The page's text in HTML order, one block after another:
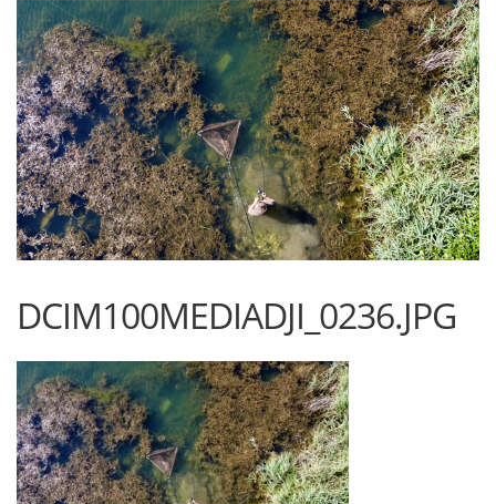
DCIM100MEDIADJI_0236.JPG